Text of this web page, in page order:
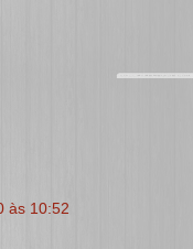
às 10:52